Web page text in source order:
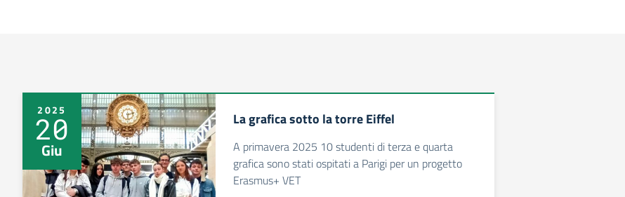
2025
20
Giu
La grafica sotto la torre Eiffel
A primavera 2025 10 studenti di terza e quarta
grafica sono stati ospitati a Parigi per un progetto
Erasmus+ VET